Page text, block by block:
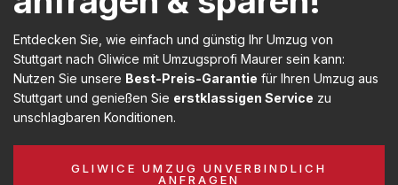
Entdecken Sie, wie einfach und günstig Ihr Umzug von
Stuttgart nach Gliwice mit Umzugsprofi Maurer sein kann:
Nutzen Sie unsere Best-Preis-Garantie für Ihren Umzug aus
Stuttgart und genießen Sie erstklassigen Service zu
unschlagbaren Konditionen.
GLIWICE UMZUG UNVERBINDLICH
ANFRAGEN